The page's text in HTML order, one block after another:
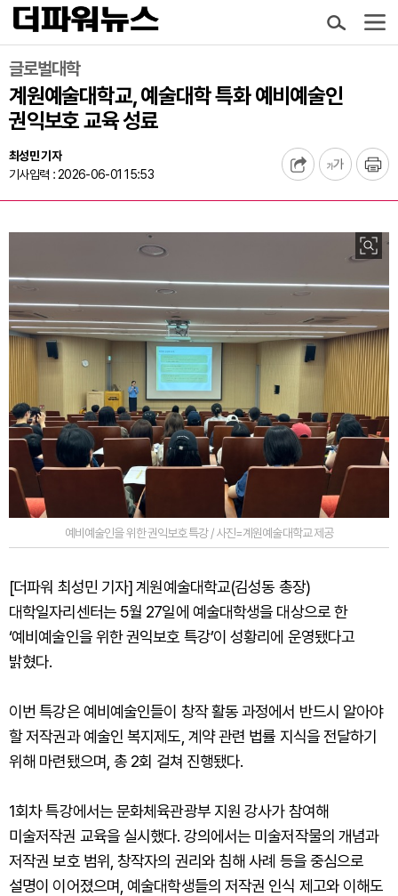
글로벌대학
계원예술대학교, 예술대학 특화 예비예술인
권익보호 교육 성료
최성민 기자
기사입력 : 2026-06-01 15:53
예비예술인을 위한 권익보호 특강 / 사진=계원예술대학교 제공
[더파워 최성민 기자] 계원예술대학교(김성동 총장)
대학일자리센터는 5월 27일에 예술대학생을 대상으로 한
‘예비예술인을 위한 권익보호 특강’이 성황리에 운영됐다고
밝혔다.
이번 특강은 예비예술인들이 창작 활동 과정에서 반드시 알아야
할 저작권과 예술인 복지제도, 계약 관련 법률 지식을 전달하기
위해 마련됐으며, 총 2회 걸쳐 진행됐다.
1회차 특강에서는 문화체육관광부 지원 강사가 참여해
미술저작권 교육을 실시했다. 강의에서는 미술저작물의 개념과
저작권 보호 범위, 창작자의 권리와 침해 사례 등을 중심으로
설명이 이어졌으며, 예술대학생들의 저작권 인식 제고와 이해도